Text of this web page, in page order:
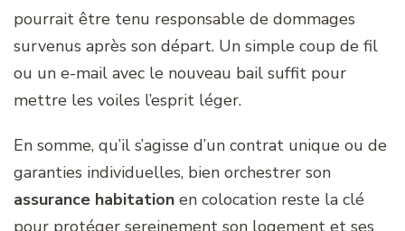
pourrait être tenu responsable de dommages
survenus après son départ. Un simple coup de fil
ou un e-mail avec le nouveau bail suffit pour
mettre les voiles l’esprit léger.
En somme, qu’il s’agisse d’un contrat unique ou de
garanties individuelles, bien orchestrer son
assurance habitation en colocation reste la clé
pour protéger sereinement son logement et ses